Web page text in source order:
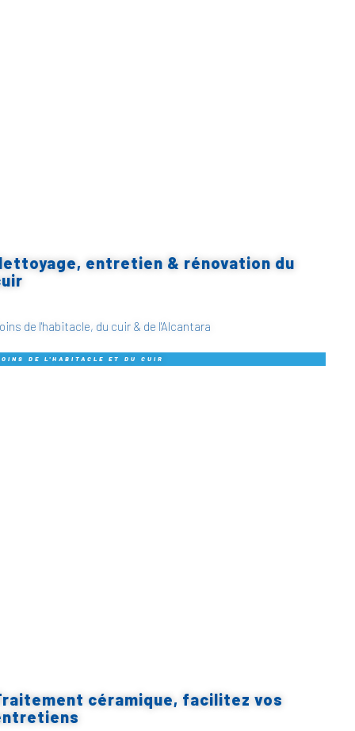
entretien & rénovation du
de l'habitacle, du cuir & de l'Alcantara
DE L'HABITACLE ET DU CUIR
céramique, facilitez vos